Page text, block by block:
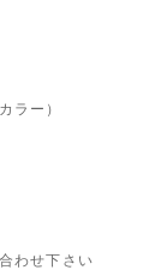
ラー）
わせ下さい